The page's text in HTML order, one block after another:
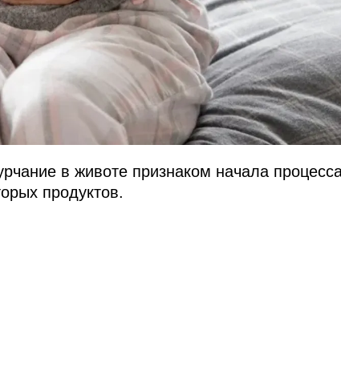
в животе признаком начала
продуктов.